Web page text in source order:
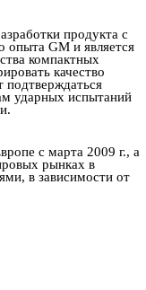
продукта с
опыта GM и является
компактных
качество
подтверждаться
ударных испытаний
с марта 2009 г., а
рынках в
в зависимости от